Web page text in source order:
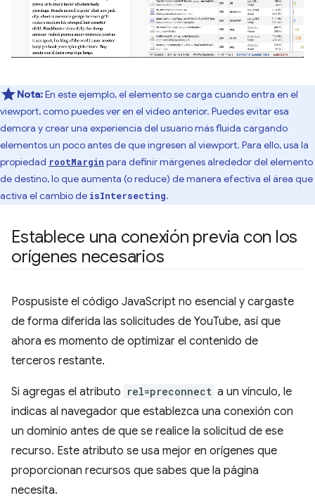
Nota:En este ejemplo, el elemento se carga cuando entra en el
viewport, como puedes ver en el video anterior. Puedes evitar esa
demora y crear una experiencia del usuario más fluida cargando
elementos un poco antes de que ingresen al viewport. Para ello, usa la
propiedad rootMargin para definir márgenes alrededor del elemento
de destino, lo que aumenta (o reduce) de manera efectiva el área que
activa el cambio de isIntersecting.
Establece una conexión previa con los
orígenes necesarios
Pospusiste el código JavaScript no esencial y cargaste
de forma diferida las solicitudes de YouTube, así que
ahora es momento de optimizar el contenido de
terceros restante.
Si agregas el atributo rel=preconnect a un vínculo, le
indicas al navegador que establezca una conexión con
un dominio antes de que se realice la solicitud de ese
recurso. Este atributo se usa mejor en orígenes que
proporcionan recursos que sabes que la página
necesita.